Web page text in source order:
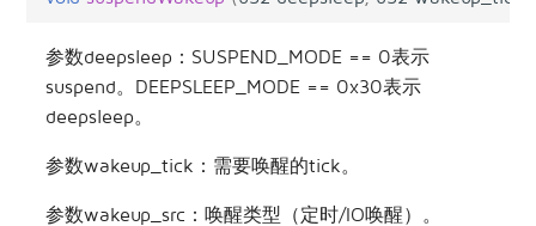
参数deepsleep：SUSPEND_MODE == 0表示
suspend。DEEPSLEEP_MODE == 0x30表示
deepsleep。
参数wakeup_tick：需要唤醒的tick。
参数wakeup_src：唤醒类型（定时/IO唤醒）。